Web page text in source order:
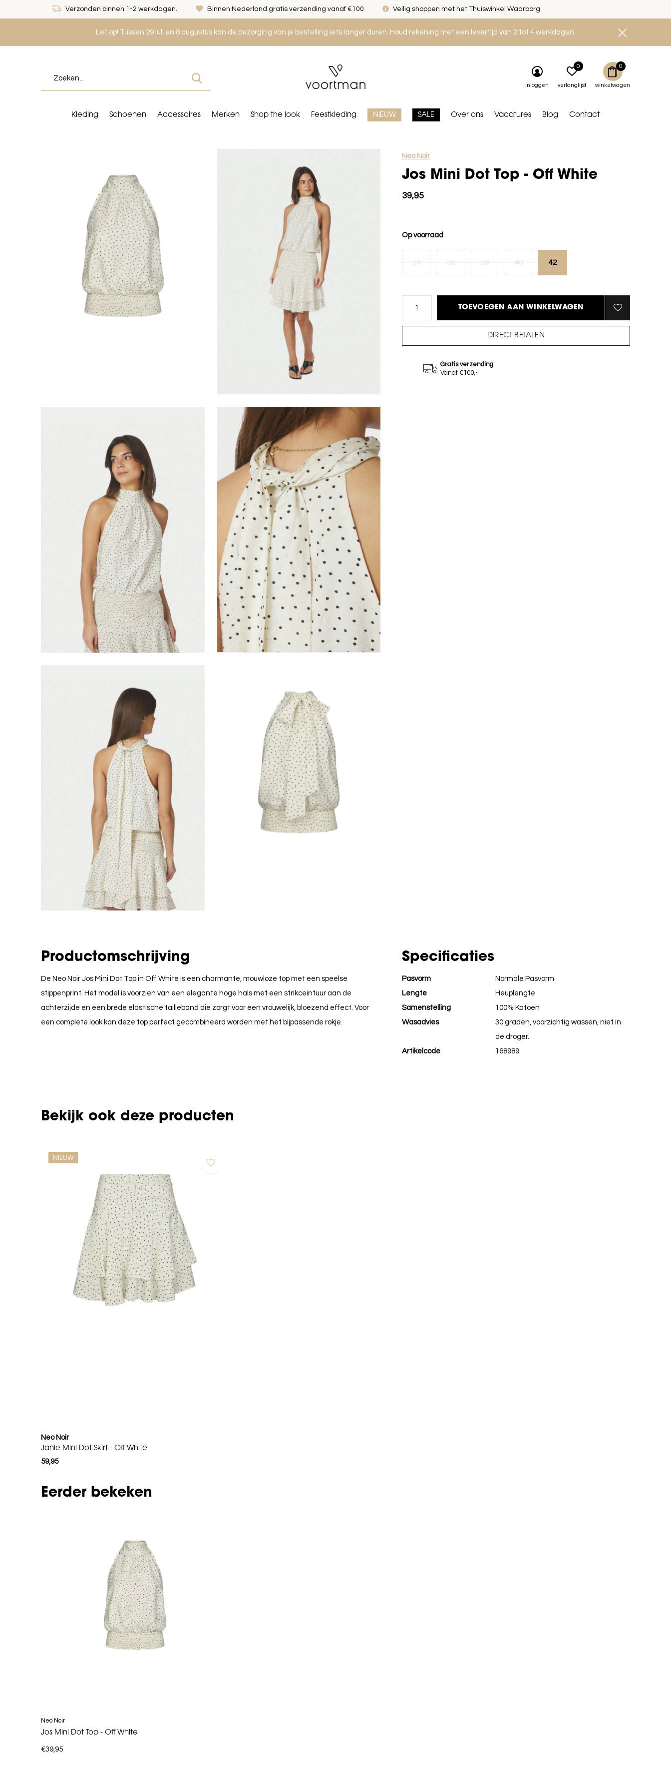
Let op! Tussen 29 juli en 8 augustus kan de bezorging van je bestelling iets langer duren. Houd rekening met een levertijd van 2 tot 4 werkdagen.
Kleding Schoenen Accessoires Merken Shop the look Feestkleding NIEUW SALE Over ons Vacatures Blog Contact
inloggen verlanglijst
0
winkelwagen
0
Verzonden binnen 1-2 werkdagen. Binnen Nederland gratis verzending vanaf €100 Veilig shoppen met het Thuiswinkel Waarborg
Neo Noir
Jos Mini Dot Top - Off White
39,95
Op voorraad
34 36 38 40 42
TOEVOEGEN AAN WINKELWAGEN
DIRECT BETALEN
Gratis verzending
Vanaf €100,-
Productomschrijving
De Neo Noir Jos Mini Dot Top in Off White is een charmante, mouwloze top met een speelse
stippenprint. Het model is voorzien van een elegante hoge hals met een strikceintuur aan de
achterzijde en een brede elastische tailleband die zorgt voor een vrouwelijk, bloezend effect. Voor
een complete look kan deze top perfect gecombineerd worden met het bijpassende rokje.
Specificaties
Pasvorm
Normale Pasvorm
Lengte
Heuplengte
Samenstelling
100% Katoen
Wasadvies
30 graden, voorzichtig wassen, niet in
de droger.
Artikelcode
168989
Bekijk ook deze producten
NIEUW
Neo Noir
Janie Mini Dot Skirt - Off White
59,95
Eerder bekeken
Neo Noir
Jos Mini Dot Top - Off White
€39,95